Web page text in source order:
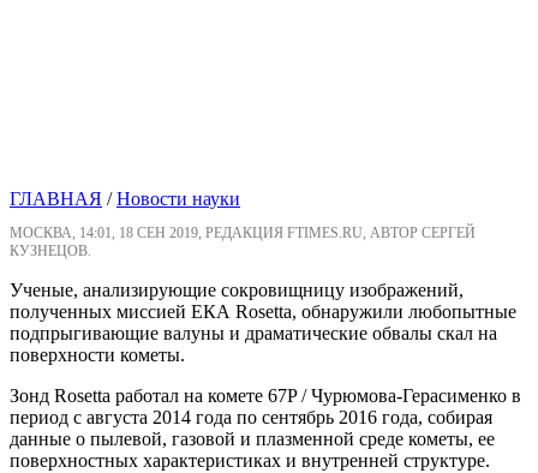
ГЛАВНАЯ /Новости науки
МОСКВА, 14:01, 18 СЕН 2019, РЕДАКЦИЯ FTIMES.RU, АВТОР СЕРГЕЙ
КУЗНЕЦОВ.
Ученые, анализирующие сокровищницу изображений,
полученных миссией ЕКА Rosetta, обнаружили любопытные
подпрыгивающие валуны и драматические обвалы скал на
поверхности кометы.
Зонд Rosetta работал на комете 67P / Чурюмова-Герасименко в
период с августа 2014 года по сентябрь 2016 года, собирая
данные о пылевой, газовой и плазменной среде кометы, ее
поверхностных характеристиках и внутренней структуре.